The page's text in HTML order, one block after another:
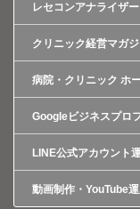
レセコンアナライザー
クリニック経営マガ
病院・クリニック ホ
Googleビジネスプロ
LINE公式アカウント
動画制作・YouTube